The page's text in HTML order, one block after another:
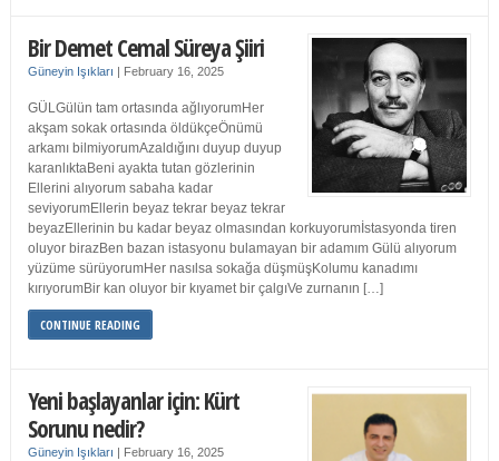
Bir Demet Cemal Süreya Şiiri
Güneyin Işıkları | February 16, 2025
GÜLGülün tam ortasında ağlıyorumHer
akşam sokak ortasında öldükçeÖnümü
arkamı bilmiyorumAzaldığını duyup duyup
karanlıktaBeni ayakta tutan gözlerinin
Ellerini alıyorum sabaha kadar
seviyorumEllerin beyaz tekrar beyaz tekrar
beyazEllerinin bu kadar beyaz olmasından korkuyorumİstasyonda tiren
oluyor birazBen bazan istasyonu bulamayan bir adamım Gülü alıyorum
yüzüme sürüyorumHer nasılsa sokağa düşmüşKolumu kanadımı
kırıyorumBir kan oluyor bir kıyamet bir çalgıVe zurnanın […]
CONTINUE READING
Yeni başlayanlar için: Kürt
Sorunu nedir?
Güneyin Işıkları | February 16, 2025